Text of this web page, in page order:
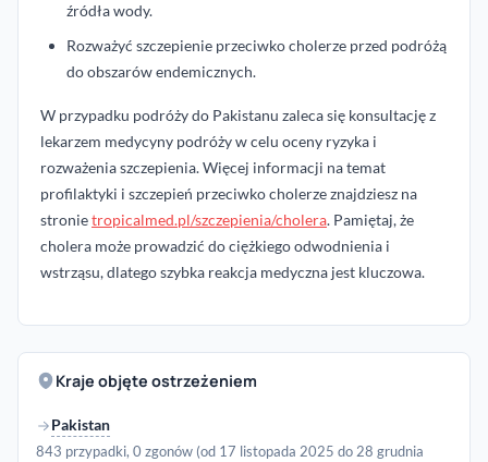
źródła wody.
Rozważyć szczepienie przeciwko cholerze przed podróżą
do obszarów endemicznych.
W przypadku podróży do Pakistanu zaleca się konsultację z
lekarzem medycyny podróży w celu oceny ryzyka i
rozważenia szczepienia. Więcej informacji na temat
profilaktyki i szczepień przeciwko cholerze znajdziesz na
stronietropicalmed.pl/szczepienia/cholera. Pamiętaj, że
cholera może prowadzić do ciężkiego odwodnienia i
wstrząsu, dlatego szybka reakcja medyczna jest kluczowa.
Kraje objęte ostrzeżeniem
Pakistan
843 przypadki, 0 zgonów (od 17 listopada 2025 do 28 grudnia